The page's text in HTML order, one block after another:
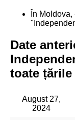
În
Date
toate țările
August 27,
2024